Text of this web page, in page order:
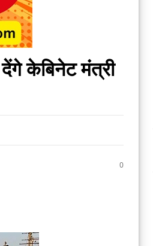
केबिनेट मंत्री
0